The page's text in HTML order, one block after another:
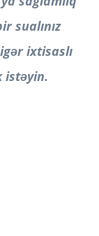
sualınız
ixtisaslı
istəyin.